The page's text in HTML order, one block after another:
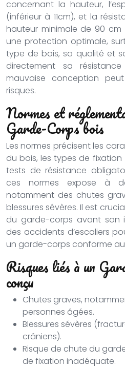
concernant la hauteur,
(inférieur à 11cm), et la
hauteur minimale de 90
une protection optimale,
type de bois, sa qualité et
directement sa
mauvaise conception
risques.
Normes et
Garde-Corps bois
Les normes précisent les
du bois, les types de fixation
tests de résistance
ces normes expose à
notamment des chutes
blessures sévères. Il est
du garde-corps avant son
des accidents d’escaliers
un garde-corps conforme
Risques liés à un
conçu
Chutes graves,
personnes âgées.
Blessures sévères
crâniens).
Risque de chute du
de fixation inadéquate.